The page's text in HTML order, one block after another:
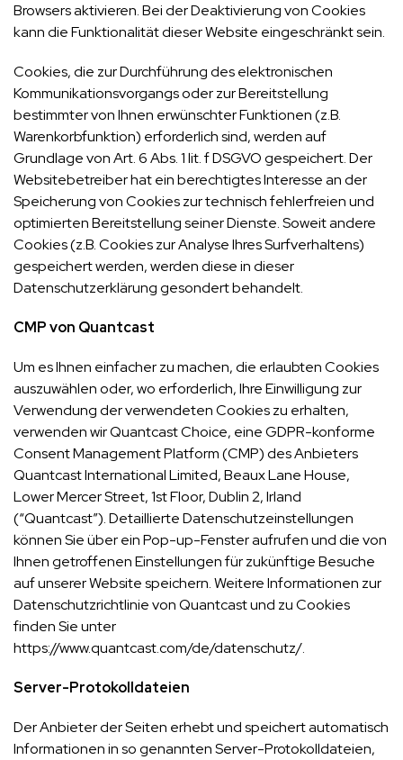
Browsers aktivieren. Bei der Deaktivierung von Cookies
kann die Funktionalität dieser Website eingeschränkt sein.
Cookies, die zur Durchführung des elektronischen
Kommunikationsvorgangs oder zur Bereitstellung
bestimmter von Ihnen erwünschter Funktionen (z.B.
Warenkorbfunktion) erforderlich sind, werden auf
Grundlage von Art. 6 Abs. 1 lit. f DSGVO gespeichert. Der
Websitebetreiber hat ein berechtigtes Interesse an der
Speicherung von Cookies zur technisch fehlerfreien und
optimierten Bereitstellung seiner Dienste. Soweit andere
Cookies (z.B. Cookies zur Analyse Ihres Surfverhaltens)
gespeichert werden, werden diese in dieser
Datenschutzerklärung gesondert behandelt.
CMP von Quantcast
Um es Ihnen einfacher zu machen, die erlaubten Cookies
auszuwählen oder, wo erforderlich, Ihre Einwilligung zur
Verwendung der verwendeten Cookies zu erhalten,
verwenden wir Quantcast Choice, eine GDPR-konforme
Consent Management Platform (CMP) des Anbieters
Quantcast International Limited, Beaux Lane House,
Lower Mercer Street, 1st Floor, Dublin 2, Irland
(“Quantcast”). Detaillierte Datenschutzeinstellungen
können Sie über ein Pop-up-Fenster aufrufen und die von
Ihnen getroffenen Einstellungen für zukünftige Besuche
auf unserer Website speichern. Weitere Informationen zur
Datenschutzrichtlinie von Quantcast und zu Cookies
finden Sie unter
https://www.quantcast.com/de/datenschutz/.
Server-Protokolldateien
Der Anbieter der Seiten erhebt und speichert automatisch
Informationen in so genannten Server-Protokolldateien,